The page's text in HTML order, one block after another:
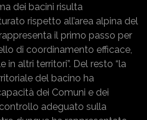
dei bacini risulta
rispetto all’area alpina del
il primo passo per
di coordinamento efficace,
altri territori”. Del resto “la
del bacino ha
dei Comuni e dei
adeguato sulla